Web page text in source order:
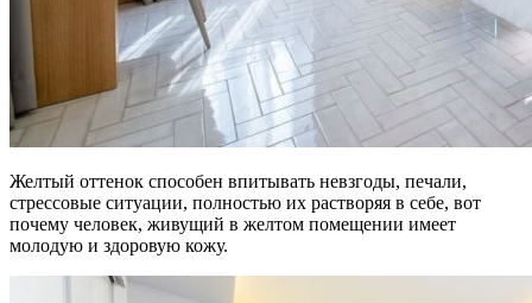
Желтый оттенок способен впитывать невзгоды, печали,
стрессовые ситуации, полностью их растворяя в себе, вот
почему человек, живущий в желтом помещении имеет
молодую и здоровую кожу.